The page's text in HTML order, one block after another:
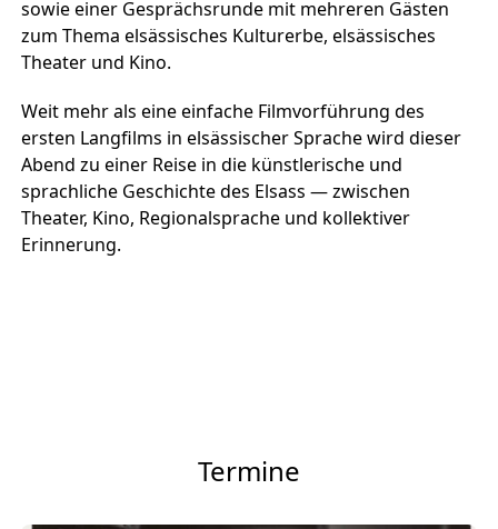
sowie einer Gesprächsrunde mit mehreren Gästen
zum Thema elsässisches Kulturerbe, elsässisches
Theater und Kino.
Weit mehr als eine einfache Filmvorführung des
ersten Langfilms in elsässischer Sprache wird dieser
Abend zu einer Reise in die künstlerische und
sprachliche Geschichte des Elsass — zwischen
Theater, Kino, Regionalsprache und kollektiver
Erinnerung.
Termine